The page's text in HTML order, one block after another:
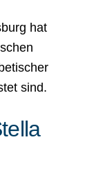
hat
sind.